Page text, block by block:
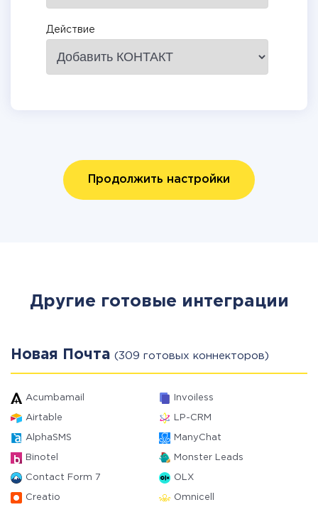
Действие
Продолжить настройки
Другие готовые интеграции
Новая Почта (309 готовых коннекторов)
Acumbamail Invoiless
Airtable LP-CRM
AlphaSMS ManyChat
Binotel Monster Leads
Contact Form 7 OLX
Creatio Omnicell